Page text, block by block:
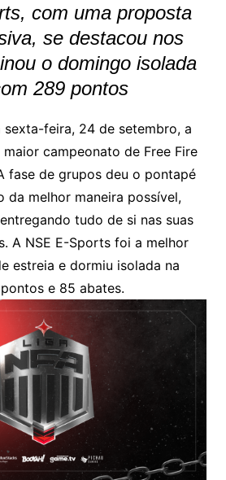
com uma proposta
se destacou nos
o domingo isolada
289 pontos
sexta-feira, 24 de setembro, a
maior campeonato de Free Fire
fase de grupos deu o pontapé
da melhor maneira possível,
tudo de si nas suas
A NSE E-Sports foi a melhor
estreia e dormiu isolada na
e 85 abates.